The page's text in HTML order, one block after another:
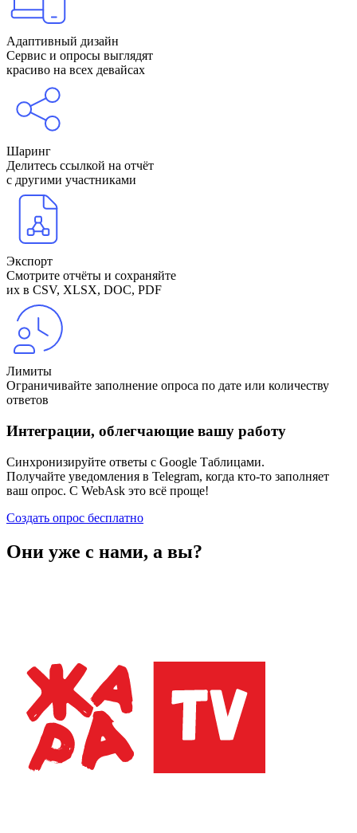
Адаптивный дизайн
Сервис и опросы выглядят
красиво на всех девайсах
Шаринг
Делитесь ссылкой на отчёт
с другими участниками
Экспорт
Смотрите отчёты и сохраняйте
их в CSV, XLSX, DOC, PDF
Лимиты
Ограничивайте заполнение опроса по дате или количеству
ответов
Интеграции, облегчающие вашу работу
Синхронизируйте ответы с Google Таблицами.
Получайте уведомления в Telegram, когда кто-то заполняет
ваш опрос. С WebAsk это всё проще!
Создать опрос бесплатно
Они уже с нами, а вы?